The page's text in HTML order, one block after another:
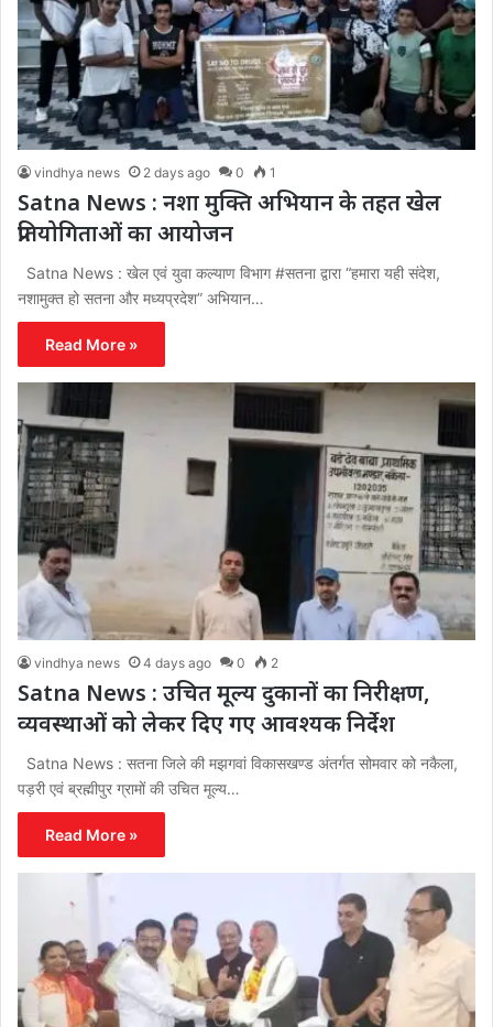
vindhya news 2 days ago 0 1
Satna News : नशा मुक्ति अभियान के तहत खेल
प्रतियोगिताओं का आयोजन
Satna News : खेल एवं युवा कल्याण विभाग #सतना द्वारा “हमारा यही संदेश,
नशामुक्त हो सतना और मध्यप्रदेश” अभियान…
Read More »
vindhya news 4 days ago 0 2
Satna News : उचित मूल्य दुकानों का निरीक्षण,
व्यवस्थाओं को लेकर दिए गए आवश्यक निर्देश
Satna News : सतना जिले की मझगवां विकासखण्ड अंतर्गत सोमवार को नकैला,
पड़री एवं ब्रह्मीपुर ग्रामों की उचित मूल्य…
Read More »